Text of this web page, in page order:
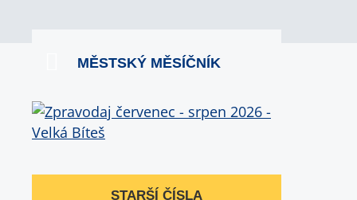
MĚSTSKÝ MĚSÍČNÍK
STARŠÍ ČÍSLA